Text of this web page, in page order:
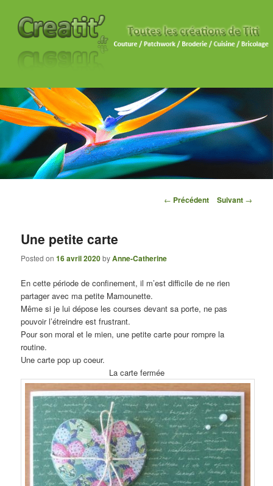
Navigation des articles
← Précédent Suivant →
Une petite carte
Posted on16 avril 2020byAnne-Catherine
En cette période de confinement, il m’est difficile de ne rien
partager avec ma petite Mamounette.
Même si je lui dépose les courses devant sa porte, ne pas
pouvoir l’étreindre est frustrant.
Pour son moral et le mien, une petite carte pour rompre la
routine.
Une carte pop up coeur.
La carte fermée